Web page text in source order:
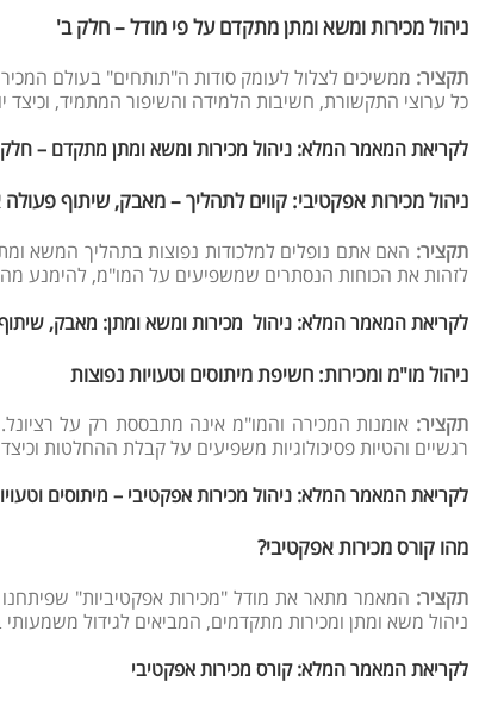
ניהול מכירות ומשא ומתן מתקדם על פי מודל – חלק ב'
תקציר: ממשיכים לצלול לעומק סודות ה"תותחים" בעולם
כל ערוצי התקשורת, חשיבות הלמידה והשיפור המתמיד, וכיצד
לקריאת המאמר המלא: ניהול מכירות ומשא ומתן מתקדם –
ניהול מכירות אפקטיבי: קווים לתהליך – מאבק, שיתוף
תקציר:
לזהות את הכוחות הנסתרים שמשפיעים על המו"מ, להימנע
לקריאת המאמר המלא: ניהול מכירות ומשא ומתן: מאבק,
ניהול מו"מ ומכירות: חשיפת מיתוסים וטעויות נפוצות
תקציר: אומנות המכירה והמו"מ אינה מתבססת רק על
רגשיים והטיות פסיכולוגיות משפיעים על קבלת ההחלטות
לקריאת המאמר המלא: ניהול מכירות אפקטיבי – מיתוסים
מהו קורס מכירות אפקטיבי?
תקציר: המאמר מתאר את מודל "מכירות אפקטיביות"
ניהול משא ומתן ומכירות מתקדמים, המביאים לגידול משמעותי
לקריאת המאמר המלא: קורס מכירות אפקטיבי